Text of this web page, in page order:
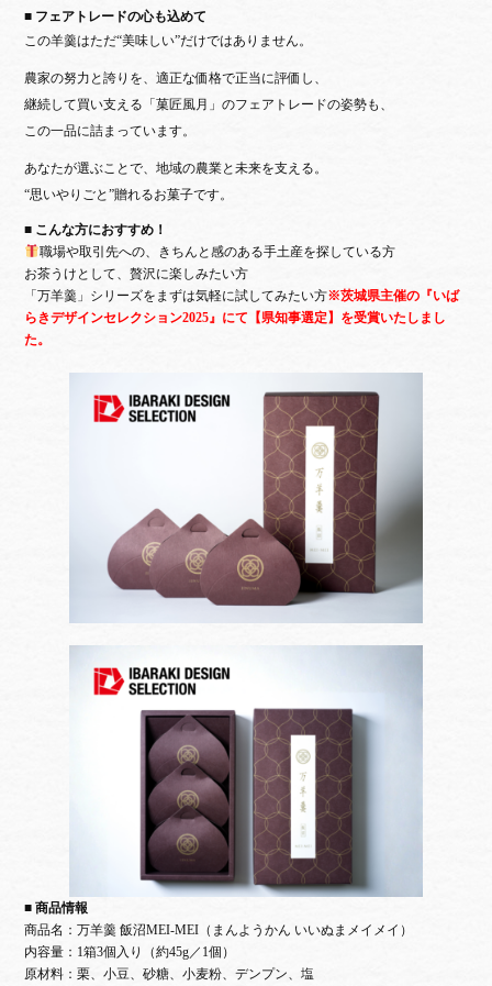
■ フェアトレードの心も込めて
この羊羹はただ“美味しい”だけではありません。
農家の努力と誇りを、適正な価格で正当に評価し、
継続して買い支える「菓匠風月」のフェアトレードの姿勢も、
この一品に詰まっています。
あなたが選ぶことで、地域の農業と未来を支える。
“思いやりごと”贈れるお菓子です。
■ こんな方におすすめ！
職場や取引先への、きちんと感のある手土産を探している方
お茶うけとして、贅沢に楽しみたい方
「万羊羹」シリーズをまずは気軽に試してみたい方※茨城県主催の『いば
らきデザインセレクション2025』にて 【県知事選定】を受賞いたしまし
た。
■ 商品情報
商品名：万羊羹 飯沼MEI-MEI（まんようかん いいぬまメイメイ）
内容量：1箱3個入り（約45g／1個）
原材料：栗、小豆、砂糖、小麦粉、デンプン、塩